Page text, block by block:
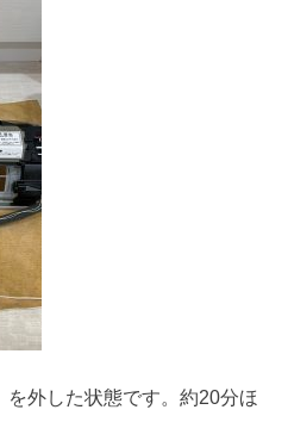
外した状態です。約20分ほ